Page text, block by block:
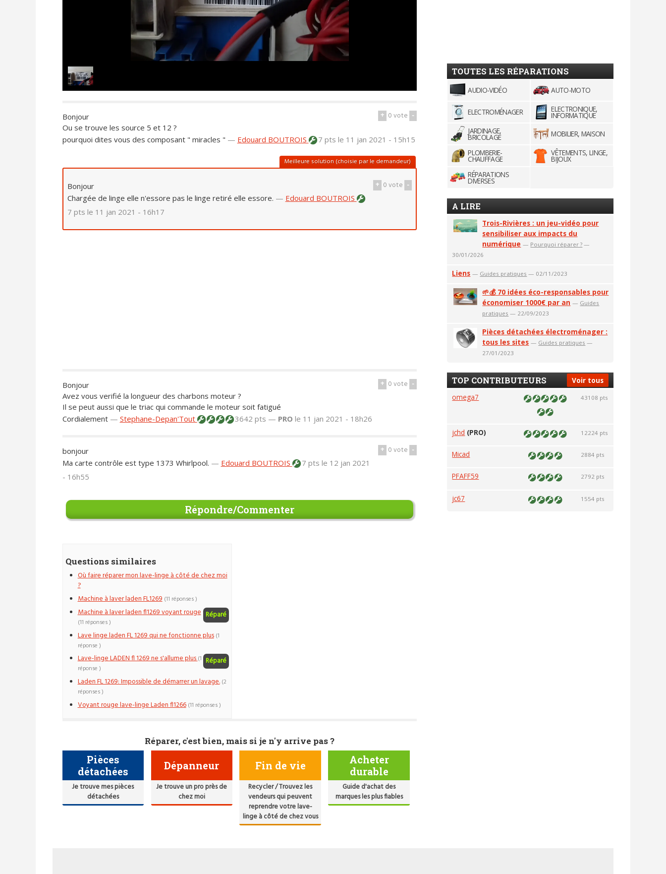
+ 0vote -
Bonjour
Ou se trouve les source 5 et 12 ?
pourquoi dites vous des composant " miracles " — Edouard BOUTROIS 7 pts le 11 jan 2021 - 15h15
Meilleure solution (choisie par le demandeur)
+ 0vote -
Bonjour
Chargée de linge elle n'essore pas le linge retiré elle essore. — Edouard BOUTROIS
7 pts le 11 jan 2021 - 16h17
+ 0vote -
Bonjour
Avez vous verifié la longueur des charbons moteur ?
Il se peut aussi que le triac qui commande le moteur soit fatigué
Cordialement — Stephane-Depan'Tout 3642 pts — PRO le 11 jan 2021 - 18h26
+ 0vote -
bonjour
Ma carte contrôle est type 1373 Whirlpool. — Edouard BOUTROIS 7 pts le 12 jan 2021
- 16h55
Répondre/Commenter
Questions similaires
Où faire réparer mon lave-linge à côté de chez moi
?
Machine à laver laden FL1269 (11 réponses )
Machine à laver laden fl1269 voyant rouge Réparé
(11 réponses )
Lave linge laden FL 1269 qui ne fonctionne plus (1
réponse )
Lave-linge LADEN fl 1269 ne s'allume plus Réparé
(1
réponse )
Laden FL 1269: Impossible de démarrer un lavage. (2
réponses )
Voyant rouge lave-linge Laden fl1266 (11 réponses )
Réparer, c'est bien, mais si je n'y arrive pas ?
Pièces
détachées
Je trouve mes pièces
détachées
Dépanneur
Je trouve un pro près de
chez moi
Fin de vie
Recycler / Trouvez les
vendeurs qui peuvent
reprendre votre lave-
linge à côté de chez vous
Acheter
durable
Guide d'achat des
marques les plus fiables
TOUTES LES RÉPARATIONS
AUDIO-VIDÉO AUTO-MOTO
ELECTROMÉNAGER ELECTRONIQUE,
INFORMATIQUE
JARDINAGE,
BRICOLAGE
MOBILIER, MAISON
PLOMBERIE-
CHAUFFAGE
VÊTEMENTS, LINGE,
BIJOUX
RÉPARATIONS
DIVERSES
A LIRE
Trois-Rivières : un jeu-vidéo pour
sensibiliser aux impacts du
numérique — Pourquoi réparer ? —
30/01/2026
Liens — Guides pratiques — 02/11/2023
🌱💰 70 idées éco-responsables pour
économiser 1000€ par an — Guides
pratiques — 22/09/2023
Pièces détachées électroménager :
tous les sites — Guides pratiques —
27/01/2023
Voir tous
TOP CONTRIBUTEURS
omega7 43108 pts
jchd (PRO) 12224 pts
Micad 2884 pts
PFAFF59 2792 pts
jc67 1554 pts